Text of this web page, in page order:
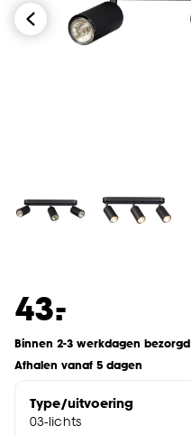
43.
-
Binnen 2-3 werkdagen bezorgd
Afhalen vanaf 5 dagen
Type/uitvoering
03-lichts